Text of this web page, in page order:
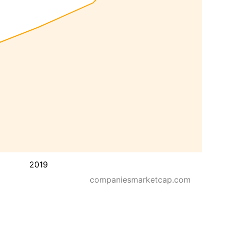
2019
companiesmarketcap.com